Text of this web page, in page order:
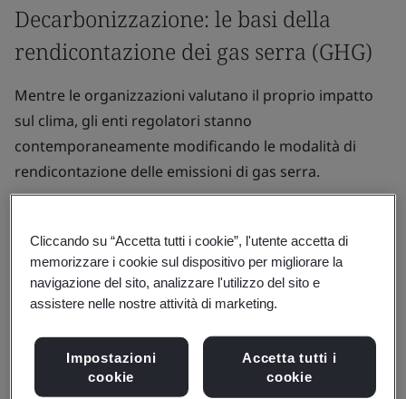
Decarbonizzazione: le basi della
rendicontazione dei gas serra (GHG)
Mentre le organizzazioni valutano il proprio impatto
sul clima, gli enti regolatori stanno
contemporaneamente modificando le modalità di
rendicontazione delle emissioni di gas serra.
clima, possono risultare difficili da comprendere, è
possibile adottare alcuni semplici passaggi per
identificare e ridurre le emissioni della tua
organizzazione.
Perché è importante?
Cliccando su “Accetta tutti i cookie”, l'utente accetta di
memorizzare i cookie sul dispositivo per migliorare la
navigazione del sito, analizzare l'utilizzo del sito e
assistere nelle nostre attività di marketing.
Impostazioni
cookie
Accetta tutti i
cookie